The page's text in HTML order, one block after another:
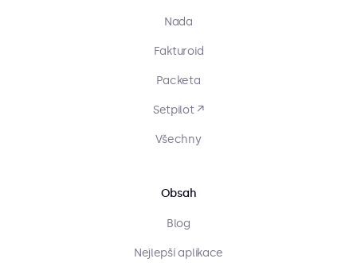
Nada
Fakturoid
Packeta
Setpilot ↗
Všechny
Obsah
Blog
Nejlepší aplikace